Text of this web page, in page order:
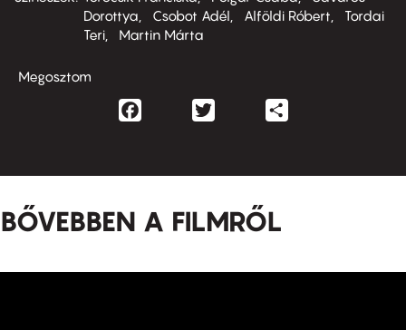
Dorottya
Csobot Adél Alföldi Róbert
Tordai
Teri
Martin Márta
Megosztom
Facebook
BŐVEBBEN A FILMRŐL